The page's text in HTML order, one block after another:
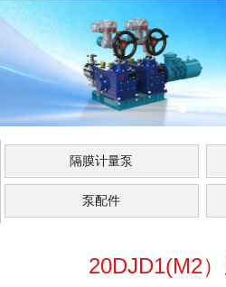
隔膜计量泵
泵配件
20DJD1(M2